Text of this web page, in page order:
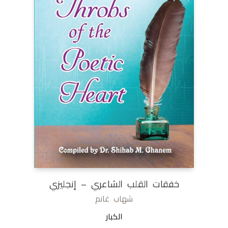
خفقات القلب الشاعري – إنجليزي
شهاب غانم
الكبار